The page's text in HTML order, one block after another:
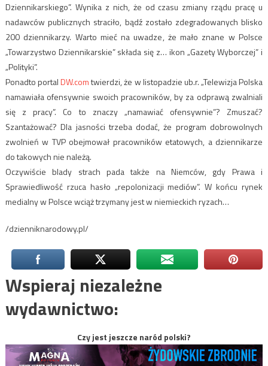
Dziennikarskiego”. Wynika z nich, że od czasu zmiany rządu pracę u
nadawców publicznych straciło, bądź zostało zdegradowanych blisko
200 dziennikarzy. Warto mieć na uwadze, że mało znane w Polsce
„Towarzystwo Dziennikarskie” składa się z… ikon „Gazety Wyborczej” i
„Polityki”.
Ponadto portalDW.comtwierdzi, że w listopadzie ub.r. „Telewizja Polska
namawiała ofensywnie swoich pracowników, by za odprawą zwalniali
się z pracy”. Co to znaczy „namawiać ofensywnie”? Zmuszać?
Szantażować? Dla jasności trzeba dodać, że program dobrowolnych
zwolnień w TVP obejmował pracowników etatowych, a dziennikarze
do takowych nie należą.
Oczywiście blady strach pada także na Niemców, gdy Prawa i
Sprawiedliwość rzuca hasło „repolonizacji mediów”. W końcu rynek
medialny w Polsce wciąż trzymany jest w niemieckich ryzach…
/dzienniknarodowy.pl/
Wspieraj niezależne
wydawnictwo:
Czy jest jeszcze naród polski?